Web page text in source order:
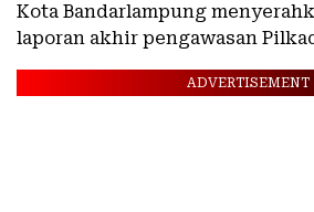
Kota Bandarlampung
laporan akhir pengawasan
ADVERTISEMENT